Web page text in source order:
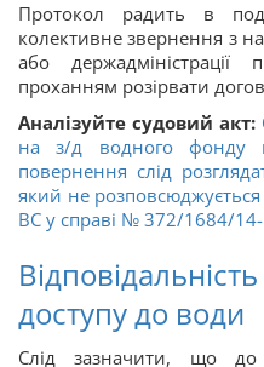
Протокол радить в
колективне звернення з
або
проханням розірвати
Аналізуйте судовий акт:
на з/д водного фонду
повернення слід
який не
ВС у справі № 372/1684/
доступу до води
Слід зазначити, що